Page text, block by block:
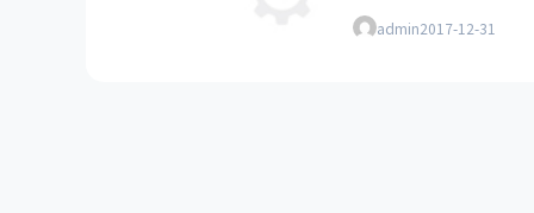
admin2017-12-31